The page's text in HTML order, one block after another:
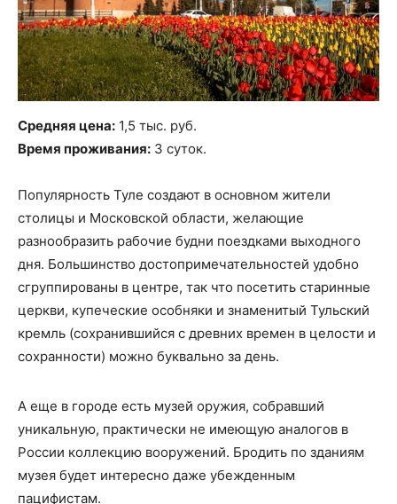
Средняя цена: 1,5 тыс. руб.
Время проживания: 3 суток.
Популярность Туле создают в основном жители
столицы и Московской области, желающие
разнообразить рабочие будни поездками выходного
дня. Большинство достопримечательностей удобно
сгруппированы в центре, так что посетить старинные
церкви, купеческие особняки и знаменитый Тульский
кремль (сохранившийся с древних времен в целости и
сохранности) можно буквально за день.
А еще в городе есть музей оружия, собравший
уникальную, практически не имеющую аналогов в
России коллекцию вооружений. Бродить по зданиям
музея будет интересно даже убежденным
пацифистам.